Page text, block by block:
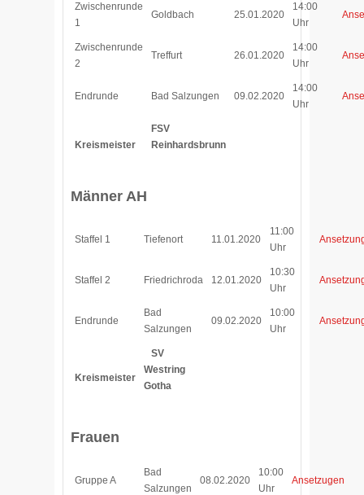
Zwischenrunde
1
Goldbach 25.01.2020
14:00
Uhr
Zwischenrunde
2
Treffurt 26.01.2020
14:00
Uhr
Endrunde Bad Salzungen 09.02.2020
14:00
Uhr
Kreismeister
FSV
Reinhardsbrunn
Männer AH
Staffel 1 Tiefenort 11.01.2020
11:00
Uhr
Staffel 2 Friedrichroda 12.01.2020
10:30
Uhr
Endrunde
Bad
Salzungen
09.02.2020
10:00
Uhr
Kreismeister
SV
Westring
Gotha
Frauen
Gruppe A
Bad
Salzungen
08.02.2020
10:00
Uhr
Ansetzugen